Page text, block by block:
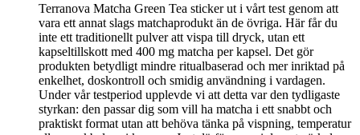
Terranova Matcha Green Tea sticker ut i vårt test genom att
vara ett annat slags matchaprodukt än de övriga. Här får du
inte ett traditionellt pulver att vispa till dryck, utan ett
kapseltillskott med 400 mg matcha per kapsel. Det gör
produkten betydligt mindre ritualbaserad och mer inriktad på
enkelhet, doskontroll och smidig användning i vardagen.
Under vår testperiod upplevde vi att detta var den tydligaste
styrkan: den passar dig som vill ha matcha i ett snabbt och
praktiskt format utan att behöva tänka på vispning, temperatur